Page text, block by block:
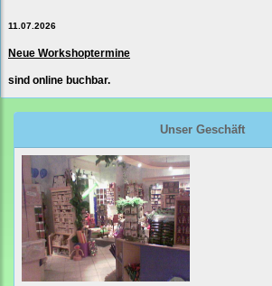
11.07.2026
Neue Workshoptermine
sind online buchbar.
Unser Geschäft